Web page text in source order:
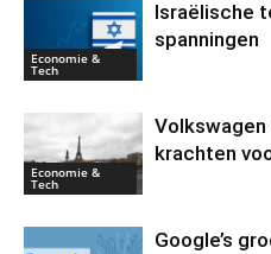
Economie &
Tech
Israëlische
spanningen
Economie &
Tech
Volkswagen
krachten
Google’s